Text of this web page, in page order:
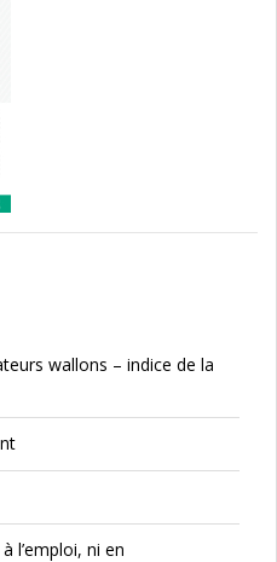
wallons – indice de la
l’emploi, ni en